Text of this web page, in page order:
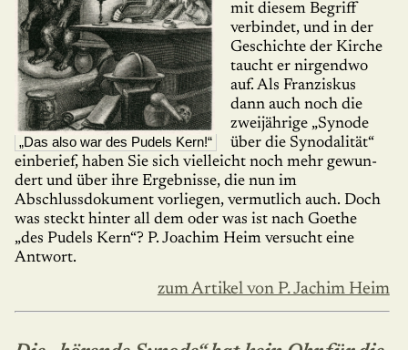
„Das also war des Pudels Kern!“
mit diesem Begriff
verbindet, und in der
Ge­schich­te der Kirche
taucht er nirgendwo
auf. Als Franziskus
dann auch noch die
zweijährige „Synode
über die Synodalität“
einberief, haben Sie sich vielleicht noch mehr gewun­
dert und über ihre Ergebnisse, die nun im
Abschlussdokument vorliegen, vermutlich auch. Doch
was steckt hinter all dem oder was ist nach Goethe
„des Pudels Kern“? P. Joachim Heim versucht eine
Antwort.
zum Artikel von P. Jachim Heim